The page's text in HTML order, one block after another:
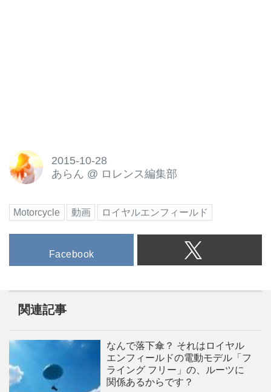
2015-10-28
あらん @ ロレンス編集部
Motorcycle 動画 ロイヤルエンフィールド
Facebook
関連記事
なんで落下傘？ それはロイヤル
エンフィールドの電動モデル「フ
ライング フリー」の、ルーツに
関係あるからです？